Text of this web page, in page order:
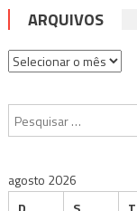
ARQUIVOS
Arquivos
agosto 2026